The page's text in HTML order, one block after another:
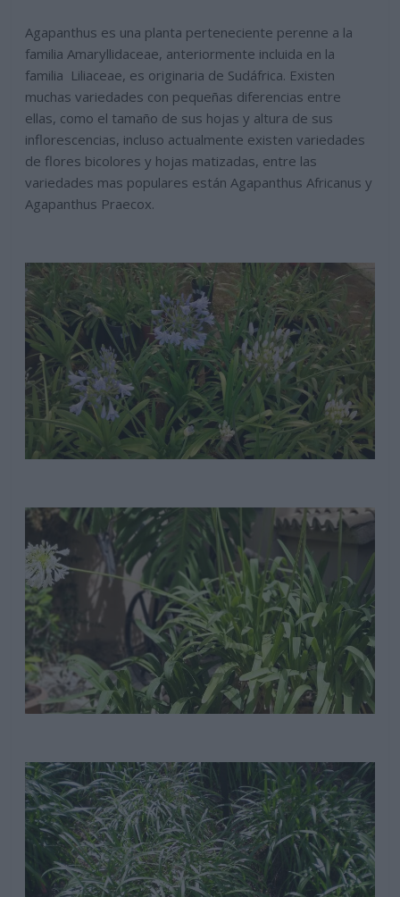
Agapanthus es una planta perteneciente perenne a la
familia Amaryllidaceae, anteriormente incluida en la
familia Liliaceae, es originaria de Sudáfrica. Existen
muchas variedades con pequeñas diferencias entre
ellas, como el tamaño de sus hojas y altura de sus
inflorescencias, incluso actualmente existen variedades
de flores bicolores y hojas matizadas, entre las
variedades mas populares están Agapanthus Africanus y
Agapanthus Praecox.